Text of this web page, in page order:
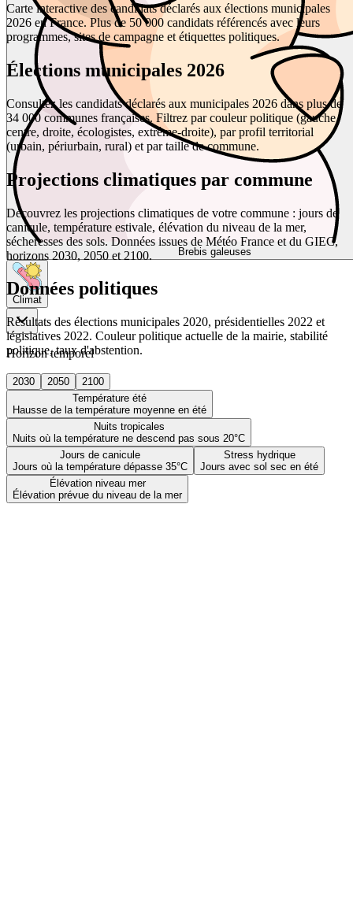
Brebis galeuses
Climat
Horizon temporel
2030 2050
2100
Température été
Hausse de la température moyenne en été
Nuits tropicales
Nuits où la température ne descend pas sous 20°C
Jours de canicule
Jours où la température dépasse 35°C
Stress hydrique
Jours avec sol sec en été
Élévation niveau mer
Élévation prévue du niveau de la mer
Carte interactive des candidats déclarés aux élections municipales
2026 en France. Plus de 50 000 candidats référencés avec leurs
programmes, sites de campagne et étiquettes politiques.
Élections municipales 2026
Consultez les candidats déclarés aux municipales 2026 dans plus de
34 000 communes françaises. Filtrez par couleur politique (gauche,
centre, droite, écologistes, extrême-droite), par profil territorial
(urbain, périurbain, rural) et par taille de commune.
Projections climatiques par commune
Découvrez les projections climatiques de votre commune : jours de
canicule, température estivale, élévation du niveau de la mer,
sécheresses des sols. Données issues de Météo France et du GIEC,
horizons 2030, 2050 et 2100.
Données politiques
Résultats des élections municipales 2020, présidentielles 2022 et
législatives 2022. Couleur politique actuelle de la mairie, stabilité
politique, taux d'abstention.